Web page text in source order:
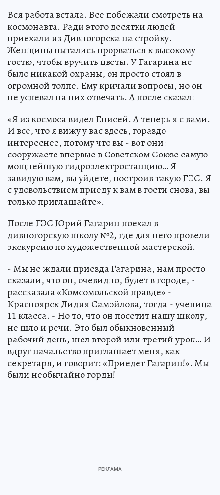
Вся работа встала. Все побежали смотреть на
космонавта. Ради этого десятки людей
приехали из Дивногорска на стройку.
Женщины пытались прорваться к высокому
гостю, чтобы вручить цветы. У Гагарина не
было никакой охраны, он просто стоял в
огромной толпе. Ему кричали вопросы, но он
не успевал на них отвечать. А после сказал:
«Я из космоса видел Енисей. А теперь я с вами.
И все, что я вижу у вас здесь, гораздо
интереснее, потому что вы - вот они:
сооружаете впервые в Советском Союзе самую
мощнейшую гидроэлектростанцию… Я
завидую вам, вы уйдете, построив такую ГЭС. Я
с удовольствием приеду к вам в гости снова, вы
только приглашайте».
После ГЭС Юрий Гагарин поехал в
дивногорскую школу №2, где для него провели
экскурсию по художественной мастерской.
- Мы не ждали приезда Гагарина, нам просто
сказали, что он, очевидно, будет в городе, -
рассказала «Комсомольской правде» -
Красноярск Лидия Самойлова, тогда - ученица
11 класса. - Но то, что он посетит нашу школу,
не шло и речи. Это был обыкновенный
рабочий день, шел второй или третий урок… И
вдруг начальство приглашает меня, как
секретаря, и говорит: «Приедет Гагарин!». Мы
были необычайно горды!